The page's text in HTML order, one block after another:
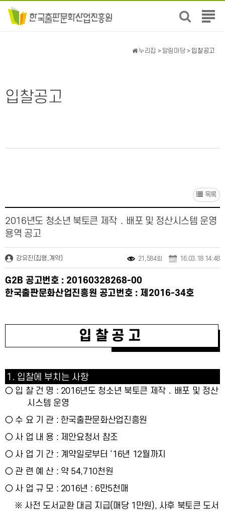
전
뉴
입찰공고
누리집 > 알림마당 > 입찰공고
목록
2016년도 청소년 북토큰 제작 ․ 배포 및 정산시스템 운영
용역 공고
강유진(집행,계약) 21,584회 16.03.18 14:48
G2B 공고번호 : 20160328268-00
한국출판문화산업진흥원 공고번호 : 제 2016-34호
입찰공고
1. 입찰에 부치는 사항
○ 입 찰 건 명 : 2016년도 청소년 북토큰 제작 ․ 배포 및 정산
시스템 운영
○ 수 요 기 관 : 한국출판문화산업진흥원
○ 사 업 내 용 : 제안요청서 참조
○ 사 업 기 간 : 계약일로부터 ‘16년 12월까지
○ 관 련 예 산 : 약 54,710천원
○ 사 업 규 모 : 2016년 : 6만5천매
※ 사전 도서교환 대금 지급(매당 1만원), 사후 북토큰 도서